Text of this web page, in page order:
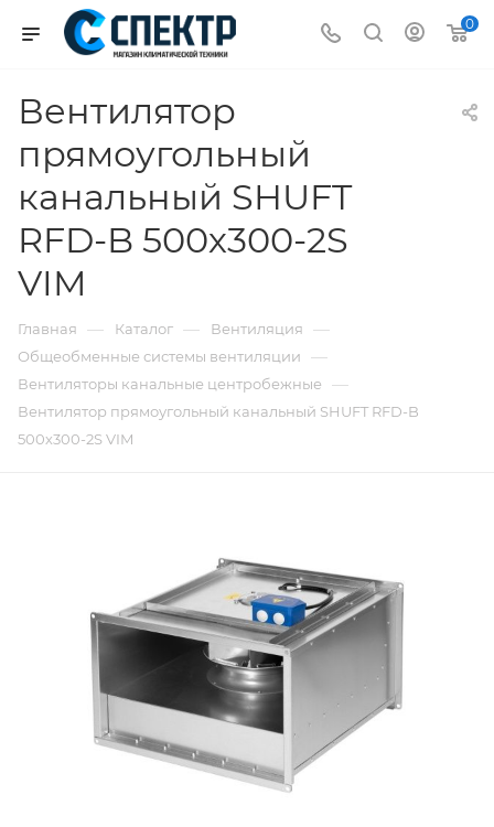
0
Вентилятор
прямоугольный
канальный SHUFT
RFD-B 500х300-2S
VIM
Главная — Каталог — Вентиляция —
Общеобменные системы вентиляции —
Вентиляторы канальные центробежные —
Вентилятор прямоугольный канальный SHUFT RFD-B
500х300-2S VIM